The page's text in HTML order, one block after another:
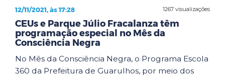
1267 visualizações
12/11/2021, às 17:28
CEUs e Parque Júlio Fracalanza têm
programação especial no Mês da
Consciência Negra
No Mês da Consciência Negra, o Programa Escola
360 da Prefeitura de Guarulhos, por meio dos